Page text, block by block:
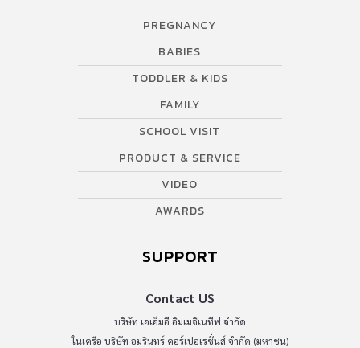
PREGNANCY
BABIES
TODDLER & KIDS
FAMILY
SCHOOL VISIT
PRODUCT & SERVICE
VIDEO
AWARDS
SUPPORT
Contact US
บริษัท เอเอ็มอี อิมเมจิเนทีฟ จำกัด
ในเครือ บริษัท อมรินทร์ คอร์เปอเรชั่นส์ จำกัด (มหาชน)